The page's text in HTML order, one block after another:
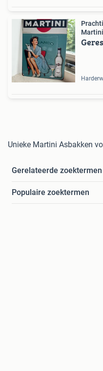
Unieke Martini Asbakken
Gerelateerde zoektermen
Populaire zoektermen